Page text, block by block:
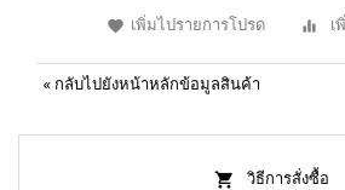
เพิ่มไปรายการโปรด เ
« กลับไปยังหน้าหลักข้อมูลสินค้า
วิธีการสั่งซื้อ